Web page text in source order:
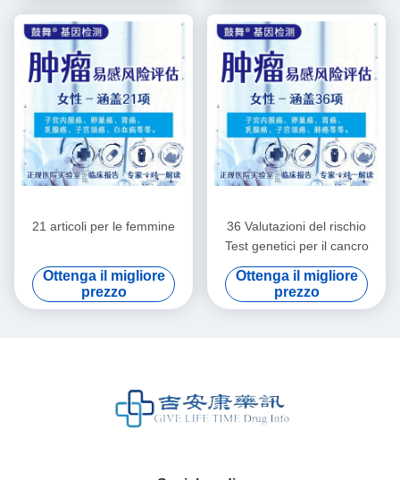
21 articoli per le femmine
Ottenga il migliore
prezzo
36 Valutazioni del rischio
Test genetici per il cancro
Ottenga il migliore
prezzo